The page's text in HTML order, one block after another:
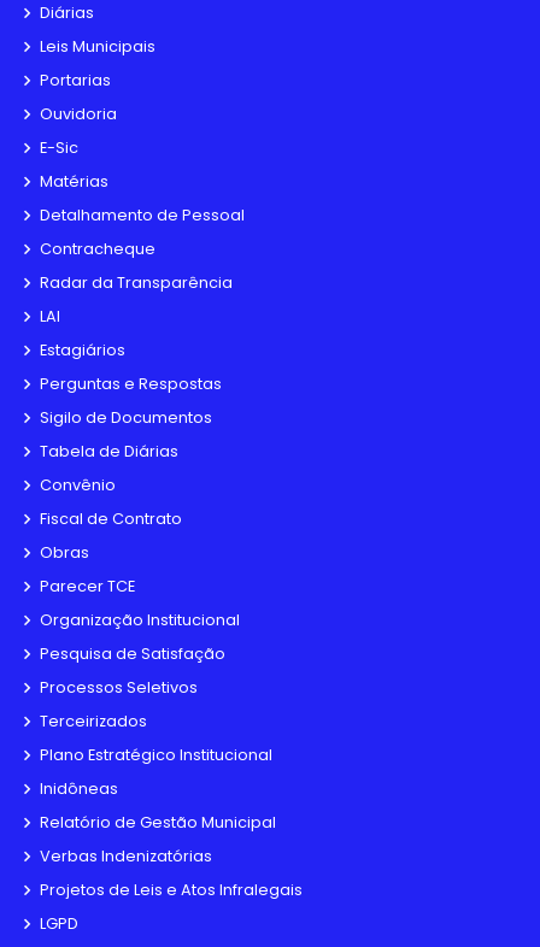
Diárias
Leis Municipais
Portarias
Ouvidoria
E-Sic
Matérias
Detalhamento de Pessoal
Contracheque
Radar da Transparência
LAI
Estagiários
Perguntas e Respostas
Sigilo de Documentos
Tabela de Diárias
Convênio
Fiscal de Contrato
Obras
Parecer TCE
Organização Institucional
Pesquisa de Satisfação
Processos Seletivos
Terceirizados
Plano Estratégico Institucional
Inidôneas
Relatório de Gestão Municipal
Verbas Indenizatórias
Projetos de Leis e Atos Infralegais
LGPD